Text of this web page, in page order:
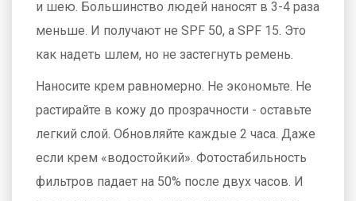
и шею. Большинство людей наносят в 3-4 раза
меньше. И получают не SPF 50, а SPF 15. Это
как надеть шлем, но не застегнуть ремень.
Наносите крем равномерно. Не экономьте. Не
растирайте в кожу до прозрачности - оставьте
легкий слой. Обновляйте каждые 2 часа. Даже
если крем «водостойкий». Фотостабильность
фильтров падает на 50% после двух часов. И